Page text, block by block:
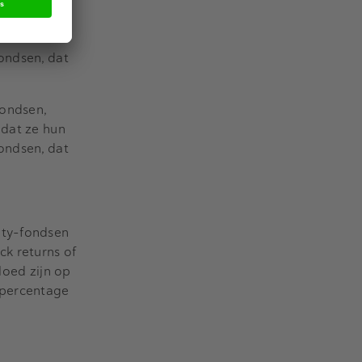
dat
ze hun
dat
fondsen
returns of
zijn op